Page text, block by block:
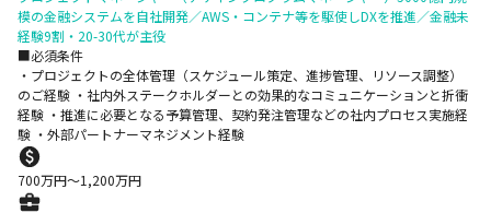
模の金融システムを自社開発／AWS・コンテナ等を駆使しDXを推進／金融未
経験9割・20-30代が主役
■必須条件
・プロジェクトの全体管理（スケジュール策定、進捗管理、リソース調整）
のご経験 ・社内外ステークホルダーとの効果的なコミュニケーションと折衝
経験 ・推進に必要となる予算管理、契約発注管理などの社内プロセス実施経
験 ・外部パートナーマネジメント経験
700万円〜1,200万円